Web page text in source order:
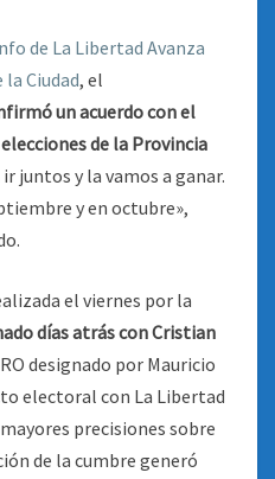
de La Libertad Avanza
Ciudad, el
un acuerdo con el
de la Provincia
ir juntos y la vamos a ganar.
y en octubre»,
el viernes por la
días atrás con Cristian
designado por Mauricio
electoral con La Libertad
precisiones sobre
de la cumbre generó